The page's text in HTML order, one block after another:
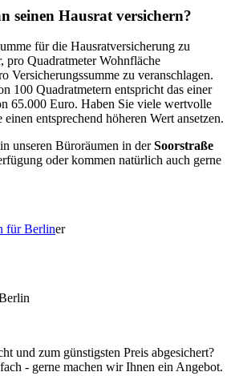
seinen Hausrat versichern?
für die Hausratversicherung zu
pro Quadratmeter Wohnfläche
Versicherungssumme zu veranschlagen.
100 Quadratmetern entspricht das einer
65.000 Euro. Haben Sie viele wertvolle
entsprechend höheren Wert ansetzen.
unseren Büroräumen in derSoorstraße
oder kommen natürlich auch gerne
für Berliner
und zum günstigsten Preis abgesichert?
- gerne machen wir Ihnen ein Angebot.